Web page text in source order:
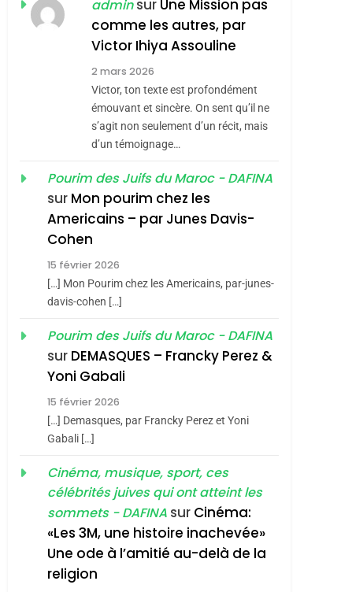
Hadida
JUDAISME
Maroc : Les Amandes
De Tafraout, Le Miel
De Tadla Azilal
Consacrés Produits
Du Terroir
DAFINA MAROC
Oeil Ravageur –
Vanessa De Loya
Stauber
CINEMA ISRAÉL
Nouvelle Chanson De
Tout Sur La Nostalgie
SOUVENIRS
L’alliance Pourrait
D’Amérique Latine
2025, L’année La Plus
Meurtrière Selon Le
Rapport D’ADL
FRANCE ISRAÉL
6
adminsur Une Mission pas
comme les autres, par
Victor Ihiya Assouline
2 mars 2026
Victor, ton texte est profondément
émouvant et sincère. On sent qu’il ne
s’agit non seulement d’un récit, mais
d’un témoignage…
Pourim des Juifs du Maroc - DAFINA
sur Mon pourim chez les
Americains – par Junes Davis-
Cohen
15 février 2026
[…] Mon Pourim chez les Americains, par-junes-
davis-cohen […]
Pourim des Juifs du Maroc - DAFINA
sur DEMASQUES – Francky Perez &
Yoni Gabali
15 février 2026
[…] Demasques, par Francky Perez et Yoni
Gabali […]
Cinéma, musique, sport, ces
célébrités juives qui ont atteint les
sommets - DAFINA sur Cinéma:
«Les 3M, une histoire inachevée»
Une ode à l’amitié au-delà de la
religion